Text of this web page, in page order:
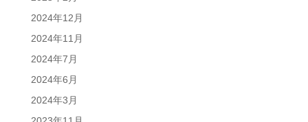
2024年12月
2024年11月
2024年7月
2024年6月
2024年3月